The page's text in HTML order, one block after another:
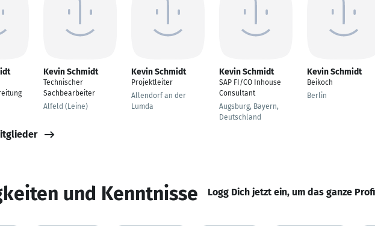
Kevin Schmidt
Technischer
Sachbearbeiter
Alfeld (Leine)
Kevin Schmidt
Projektleiter
Allendorf an der
Lumda
Kevin Schmidt
SAP FI/CO Inhouse
Consultant
Augsburg, Bayern,
Deutschland
Kevin Schmidt
Beikoch
Berlin
und Kenntnisse Logg Dich jetzt ein, um das ganze